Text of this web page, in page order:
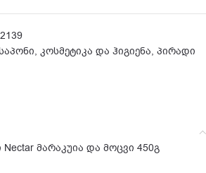
, კოსმეტიკა და ჰიგიენა, პირადი
მარაკუია და მოცვი 450გ